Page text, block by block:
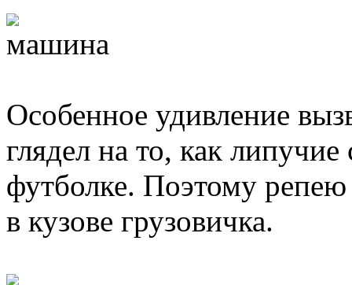
Особенное удивление
глядел на то, как
футболке. Поэтому
в кузове грузовичка.